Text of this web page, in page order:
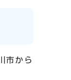
市から